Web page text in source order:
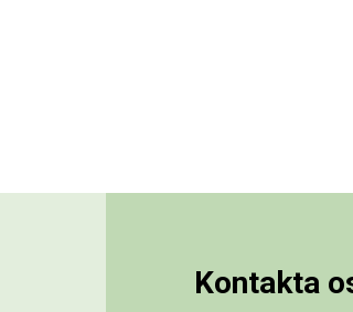
Kontakta